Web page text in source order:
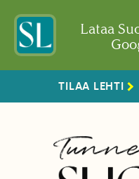
Lataa
TILAA LEHTI